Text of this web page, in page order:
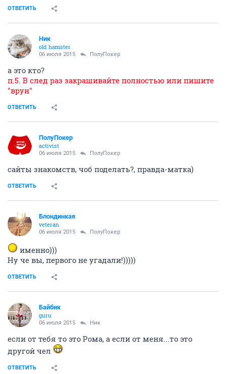
ОТВЕТИТЬ
Ник
old hamster
06 июля 2015 ПолуПокер
а это кто?
п.5. В след раз закрашивайте полностью или пишите
"врун"
ОТВЕТИТЬ
ПолуПокер
activist
06 июля 2015 ПолуПокер
сайты знакомств, чоб поделать?, правда-матка)
ОТВЕТИТЬ
Блондинкая
veteran
06 июля 2015 ПолуПокер
именно)))
Ну че вы, первого не угадали!)))))
ОТВЕТИТЬ
Байбик
guru
06 июля 2015 Ник
если от тебя то это Рома, а если от меня...то это
другой чел
ОТВЕТИТЬ